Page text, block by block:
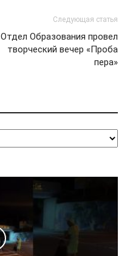
Следующая статья
Отдел Образования провел
творческий вечер «Проба
пера»